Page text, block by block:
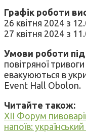
Графік роботи
26 квітня 2024 з
27 квітня 2024 з
Умови роботи під
повітряної тривоги
евакуюються в
Event Hall Obolon.
Читайте також:
XII Форум
напоїв: